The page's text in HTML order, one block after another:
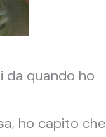
da quando ho
ho capito che